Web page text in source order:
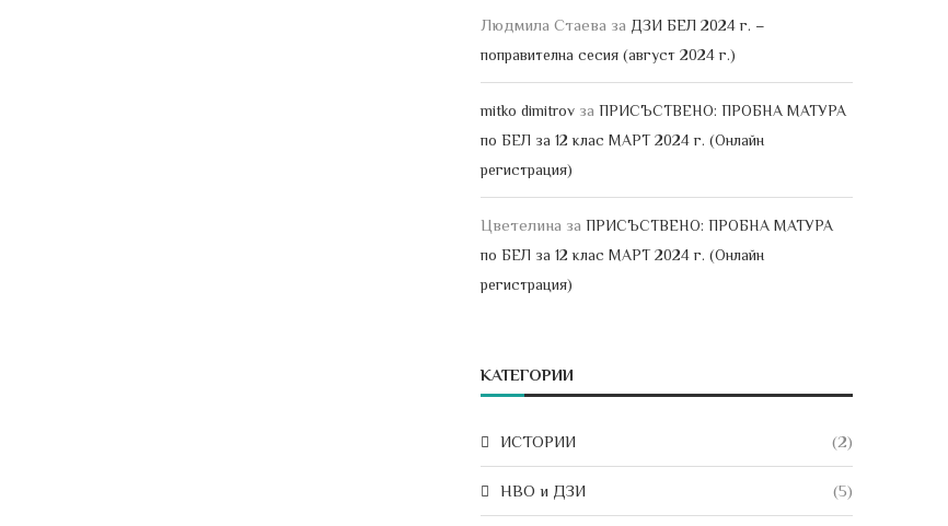
Людмила Стаева за ДЗИ БЕЛ 2024 г. –
поправителна сесия (август 2024 г.)
mitko dimitrov за ПРИСЪСТВЕНО: ПРОБНА МАТУРА
по БЕЛ за 12 клас МАРТ 2024 г. (Онлайн
регистрация)
Цветелина за ПРИСЪСТВЕНО: ПРОБНА МАТУРА
по БЕЛ за 12 клас МАРТ 2024 г. (Онлайн
регистрация)
КАТЕГОРИИ
ИСТОРИИ (2)
НВО и ДЗИ (5)